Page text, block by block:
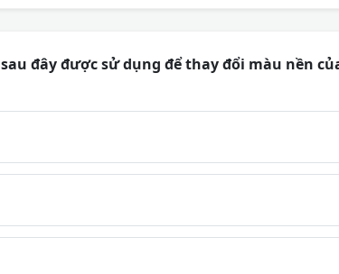
đây được sử dụng để thay đổi màu nền